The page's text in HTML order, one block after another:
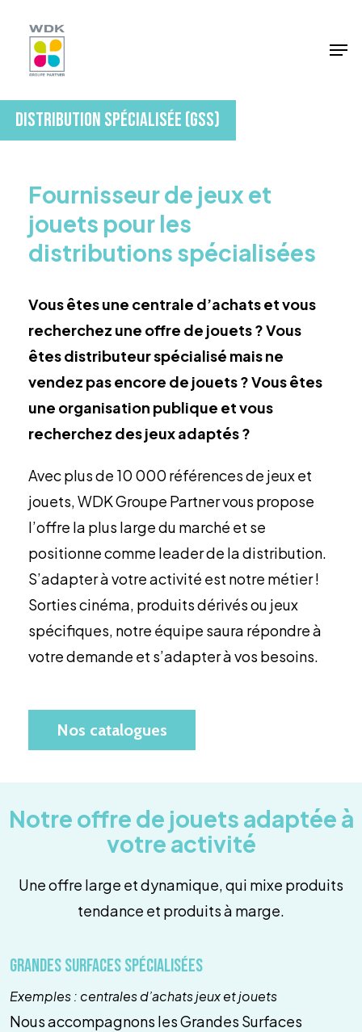
Distribution Spécialisée (GSS)
Fournisseur de jeux et
jouets pour les
distributions spécialisées
Vous êtes une centrale d’achats et vous
recherchez une offre de jouets ? Vous
êtes distributeur spécialisé mais ne
vendez pas encore de jouets ? Vous êtes
une organisation publique et vous
recherchez des jeux adaptés ?
Avec plus de 10 000 références de jeux et
jouets, WDK Groupe Partner vous propose
l’offre la plus large du marché et se
positionne comme leader de la distribution.
S’adapter à votre activité est notre métier !
Sorties cinéma, produits dérivés ou jeux
spécifiques, notre équipe saura répondre à
votre demande et s’adapter à vos besoins.
Nos catalogues
Notre offre de jouets adaptée à
votre activité
Une offre large et dynamique, qui mixe produits
tendance et produits à marge.
Grandes surfaces spécialisées
Exemples : centrales d’achats jeux et jouets
Nous accompagnons les Grandes Surfaces
Close